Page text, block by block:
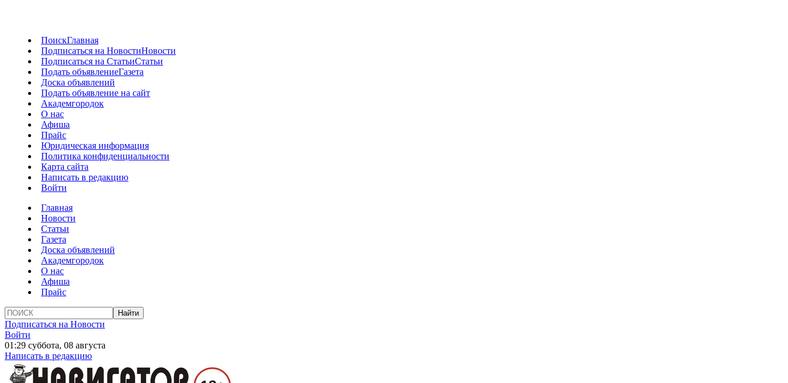
ПоискГлавная
Подписаться на НовостиНовости
Подписаться на СтатьиСтатьи
Подать объявлениеГазета
Доска объявлений
Подать объявление на сайт
Академгородок
О нас
Афиша
Прайс
Юридическая информация
Политика конфиденциальности
Карта сайта
Написать в редакцию
Войти
Главная
Новости
Статьи
Газета
Доска объявлений
Академгородок
О нас
Афиша
Прайс
Подписаться на Новости
Войти
01:29 суббота, 08 августа
Написать в редакцию